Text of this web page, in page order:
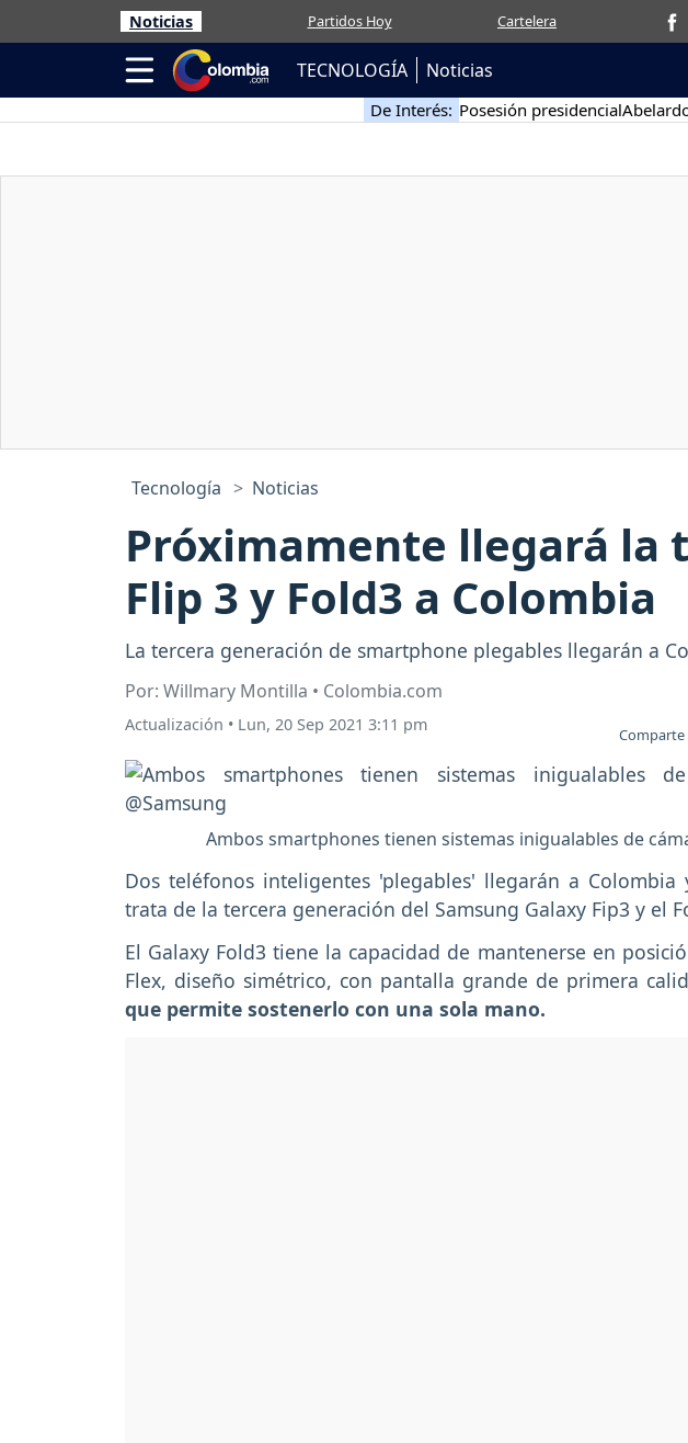
Noticias Partidos Hoy Cartelera
TECNOLOGÍA Noticias
De Interés: Posesión presidencial
Tecnología Noticias
Próximamente llegará la
Flip 3 y Fold3 a Colombia
La tercera generación de smartphone plegables llegarán a
Por: Willmary Montilla • Colombia.com
Actualización • Lun, 20 Sep 2021 3:11 pm Comparte
Ambos smartphones tienen sistemas inigualables de
Dos teléfonos inteligentes 'plegables' llegarán a Colombia
trata de la tercera generación del Samsung Galaxy Fip3 y el
El Galaxy Fold3 tiene la capacidad de mantenerse en
Flex, diseño simétrico, con pantalla grande de primera
que permite sostenerlo con una sola mano.